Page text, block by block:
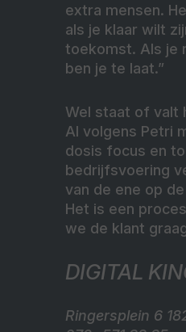
extra mensen.
als je klaar wilt
toekomst. Als je
ben je te laat.”
Wel staat of valt
AI volgens Petri
dosis focus en
bedrijfsvoering
van de ene op
Het is een
we de klant
DIGITAL
Ringersplein 6